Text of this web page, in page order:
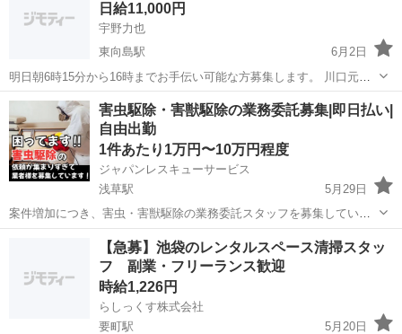
機器の調整、出荷方法...日給11,000円
宇野力也
東向島駅
6月2日
明日朝6時15分から16時までお手伝い可能な方募集します。 川口元郷
駅に集合になります。
東京 墨田区 東向島駅 その他
害虫駆除・害獣駆除の業務委託募集|即日払い|
自由出勤
1件あたり1万円〜10万円程度
ジャパンレスキューサービス
浅草駅
5月29日
案件増加につき、害虫・害獣駆除の業務委託スタッフを募集していま
す。 2026年現在 アリ・ゴキブリ・蜂の巣、不快害虫などの様々な案
件が多く、 人手不足でかなりの機会損失が出ています。 特にゴキブリ
の緊急対応業者が全く足りて...
浅草駅 その他 害虫駆除
【急募】池袋のレンタルスペース清掃スタッ
フ 副業・フリーランス歓迎
時給1,226円
らしっくす株式会社
要町駅
5月20日